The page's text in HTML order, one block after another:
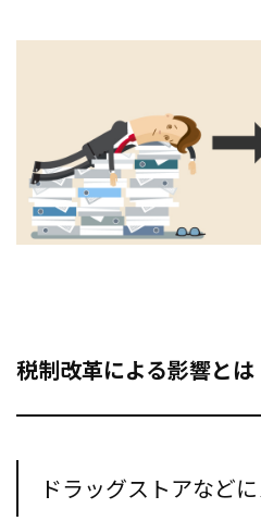
税制改革による影響とは
ドラッグストアなど